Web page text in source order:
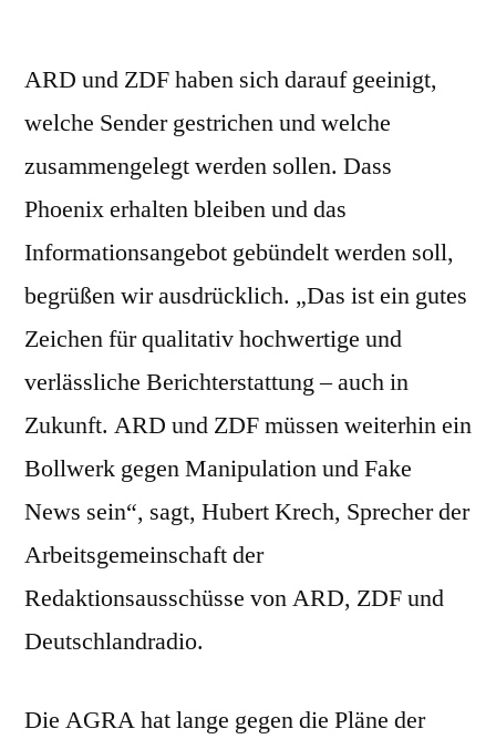
ARD und ZDF haben sich darauf geeinigt,
welche Sender gestrichen und welche
zusammengelegt werden sollen. Dass
Phoenix erhalten bleiben und das
Informationsangebot gebündelt werden soll,
begrüßen wir ausdrücklich. „Das ist ein gutes
Zeichen für qualitativ hochwertige und
verlässliche Berichterstattung – auch in
Zukunft. ARD und ZDF müssen weiterhin ein
Bollwerk gegen Manipulation und Fake
News sein“, sagt, Hubert Krech, Sprecher der
Arbeitsgemeinschaft der
Redaktionsausschüsse von ARD, ZDF und
Deutschlandradio.
Die AGRA hat lange gegen die Pläne der